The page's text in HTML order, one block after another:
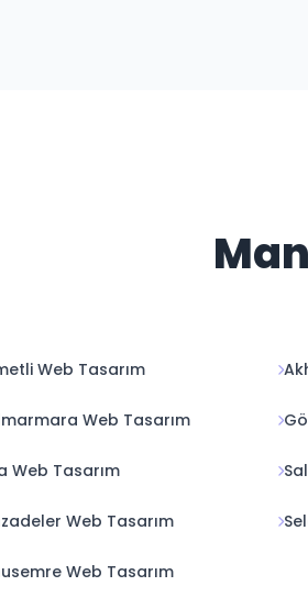
Web Tasarım
Web Tasarım
Web Tasarım
Web Tasarım
Web Tasarım